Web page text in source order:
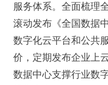
服务体系。全面梳理
滚动发布《全国数据
数字化云平台和公共
价，定期发布企业上
数据中心支撑行业数